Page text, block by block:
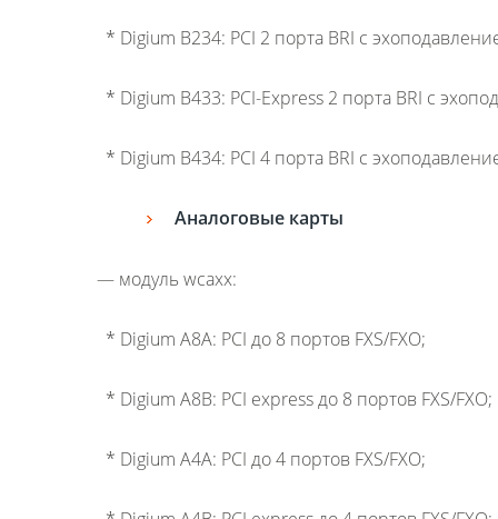
* Digium B234: PCI 2 порта BRI с
* Digium B433: PCI-Express 2 порта BRI с
* Digium B434: PCI 4 порта BRI с
Аналоговые карты
— модуль wcaxx:
* Digium A8A: PCI до 8 портов FXS/FXO;
* Digium A8B: PCI express до 8 портов FXS/FXO;
* Digium A4A: PCI до 4 портов FXS/FXO;